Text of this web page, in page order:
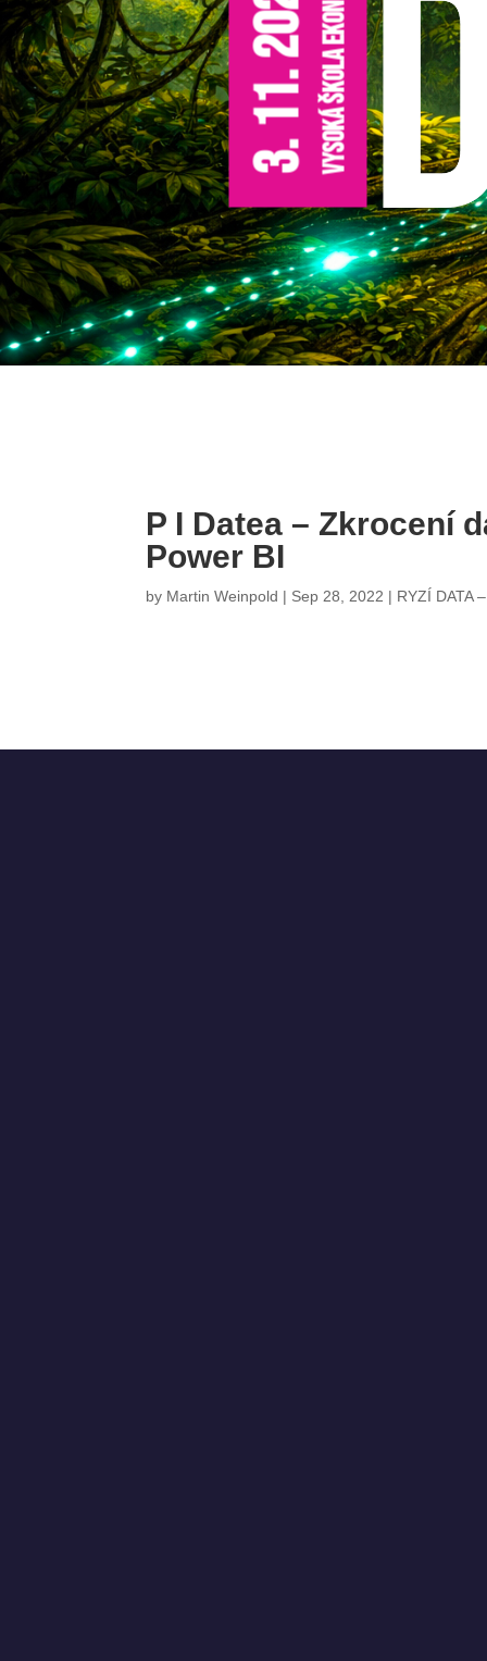
3. 11. 2026
P I Datea – Zkrocení
Power BI
by Martin Weinpold | Sep 28, 2022 | RYZÍ DATA